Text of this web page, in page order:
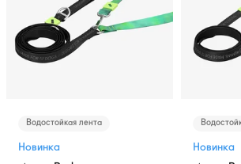
Водостойкая лента
Новинка
Новинка